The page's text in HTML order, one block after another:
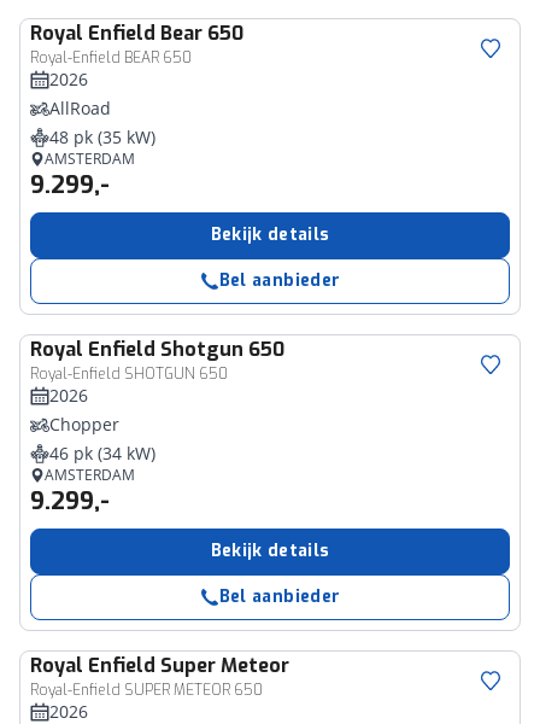
Royal Enfield Bear 650
Royal-Enfield BEAR 650
2026
AllRoad
48 pk (35 kW)
AMSTERDAM
9.299,-
Bekijk details
Bel aanbieder
Royal Enfield Shotgun 650
Royal-Enfield SHOTGUN 650
2026
Chopper
46 pk (34 kW)
AMSTERDAM
9.299,-
Bekijk details
Bel aanbieder
Royal Enfield Super Meteor
Royal-Enfield SUPER METEOR 650
2026